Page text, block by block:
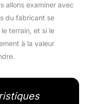
allons examiner avec
du fabricant se
terrain, et si le
à la valeur